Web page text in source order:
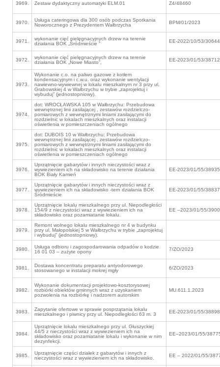
3969. Zestaw dydaktyczny automatyki ELM.01 Z4/48460
3970.
Usługa cateringowa dla 300 osób podczas Spotkania
Noworocznego z Prezydentem Wałbrzycha
BPM/01/2023
3971.
wykonanie cięć pielęgnacyjnych drzew na terenie
działania BOK „Śródmieście ”
EE-2022/10/53/30644
3972.
wykonanie cięć pielęgnacyjnych drzew na terenie
działania BOK „Nowe Miasto”,
EE-2023/01/53/38712
3973.
Wykonanie c.o. na paliwo gazowe z kotłem
kondensacyjnym i c.w.u. oraz wykonanie wentylacji
nawiewno-wywiewnej w lokalu mieszkalnym nr 3 przy ul.
Grabowskiej 4 w Wałbrzychu w trybie „zaprojektuj i
wybuduj” (jednostopniowy).
3974.
dot: WROCŁAWSKA 105 w Wałbrzychu: Przebudowa
wewnętrznej linii zasilającej , zestawów rozdzielczo-
pomiarowych z wewnętrznymi liniami zasilającymi do
rozdzielnic w lokalach mieszkalnych oraz instalacji
oświetlenia w pomieszczeniach ogólnego
3975.
dot: DUBOIS 10 w Wałbrzychu: Przebudowa
wewnętrznej linii zasilającej , zestawów rozdzielczo-
pomiarowych z wewnętrznymi liniami zasilającymi do
rozdzielnic w lokalach mieszkalnych oraz instalacji
oświetlenia w pomieszczeniach ogólnego
3976.
Uprzątnięcie gabarytów i innych nieczystości wraz z
wywiezieniem ich na składowisko na terenie działania
BOK Biały Kamień
EE-2023/01/55/38935
3977.
Uprzątnięcie gabarytów i innych nieczystości wraz z
wywiezieniem ich na składowisko -tern działania BOK
Śródmieście
EE-2023/01/55/38837
3978.
Uprzątnięcie lokalu mieszkalnego przy ul. Niepodległości
154/9 z nieczystości wraz z wywiezieniem ich na
składowisko oraz pozamiatanie lokalu.
EE –2023/01/55/
3979.
Remont wolnego lokalu mieszkalnego nr 4 w budynku
przy ul. Małopolskiej 5 w Wałbrzychu w trybie „zaprojektuj
i wybuduj” (jednostopniowy).
3980.
Usługa odbioru i zagospodarowania odpadów o kodzie
16 01 03 – zużyte opony
7/ZO/2023
3981.
Dostawa koncentratu preparatu antyodorowego
stosowanego w instalacji mokrej mgły
6/ZO/2023
3982.
Wykonanie dokumentacji projektowo-kosztorysowej
rozbiórki obiektów gminnych wraz z uzyskaniem
pozwolenia na rozbiórkę i nadzorem autorskim
MU.611.1.2023
3983.
Zapytanie ofertowe w sprawie posprzątania lokalu
mieszkalnego i piwnicy przy ul. Niepodległości 63 m. 3
EE-2023/01/55/38898
3984.
Uprzątnięcie lokalu mieszkalnego przy ul. Głuszyckiej
44/5 z nieczystości wraz z wywiezieniem ich na
składowisko oraz pozamiatanie lokalu i wykonanie w nim
dezynfekcji.
EE–2023/01/55/
3985.
Uprzątnięcie części działek z gabarytów i innych z
nieczystości wraz z wywiezieniem ich na składowisko.
EE – 2022/01/55/